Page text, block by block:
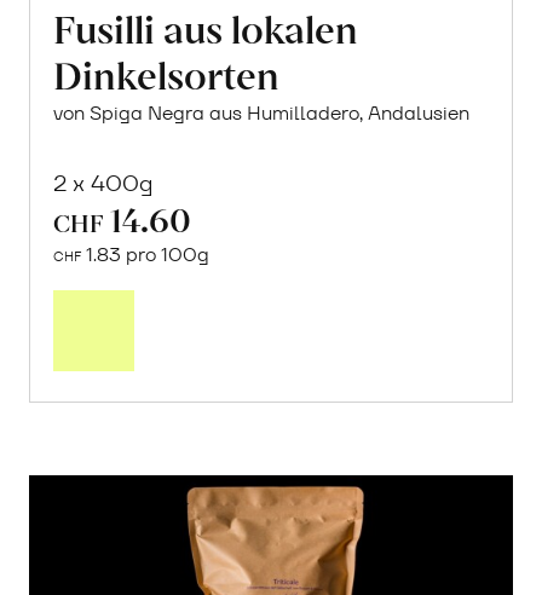
Fusilli aus lokalen
Dinkelsorten
von Spiga Negra aus Humilladero, Andalusien
2 x 400g
CHF 14.60
CHF 1.83 pro 100g